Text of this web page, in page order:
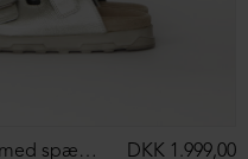
Slippers sandal med spænder DKK 1.999,00